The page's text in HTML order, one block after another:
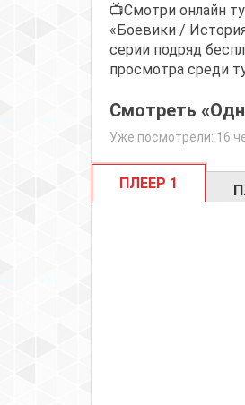
📺Смотри онлайн
«Боевики /
серии подряд
просмотра среди
Смотреть
Уже посмотрели: 16
ПЛЕЕР 1